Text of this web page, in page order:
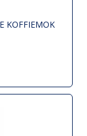
KOFFIEMOK